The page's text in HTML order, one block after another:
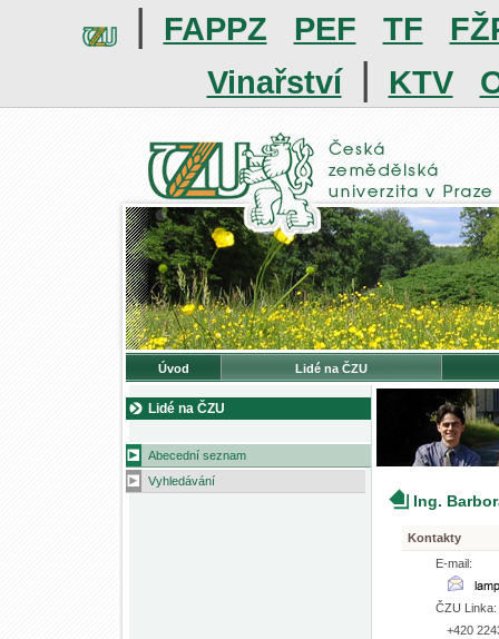
| FAPPZ PEF TF
Vinařství | KTV
Úvod Lidé na ČZU
Lidé na ČZU
Abecední seznam
Vyhledávání
Ing.
Kontakty
E-mail:
ČZU Linka:
+420